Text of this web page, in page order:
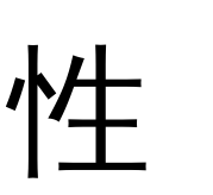
性